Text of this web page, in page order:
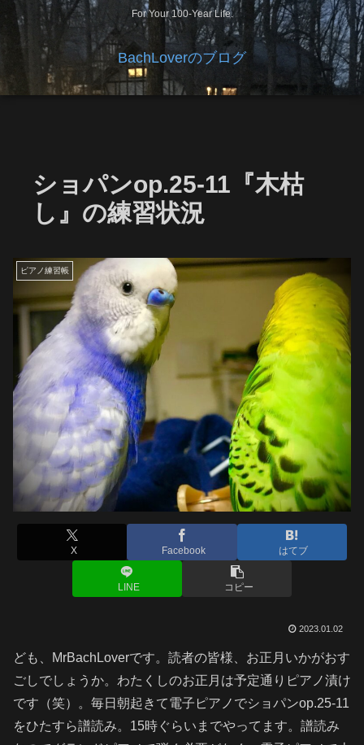
For Your 100-Year Life.
BachLoverのブログ
ショパンop.25-11『木枯
し』の練習状況
ピアノ練習帳
X Facebook はてブ
LINE コピー
2023.01.02
ども、MrBachLoverです。読者の皆様、お正月いかがおす
ごしでしょうか。わたくしのお正月は予定通りピアノ漬け
です（笑）。毎日朝起きて電子ピアノでショパンop.25-11
をひたすら譜読み。15時ぐらいまでやってます。譜読み